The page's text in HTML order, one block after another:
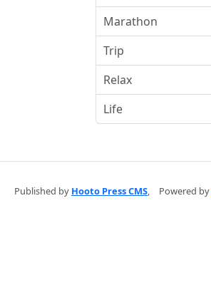
Marathon
Trip
Relax
Life
Published by Hooto Press CMS, Powered by